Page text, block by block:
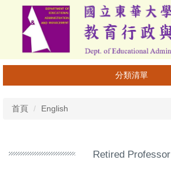
內
分類清單
首頁 English
Retired Professor